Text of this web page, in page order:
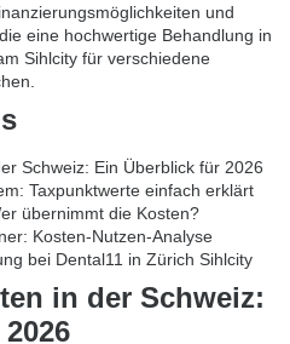
und
eine hochwertige Behandlung in
Sihlcity für verschiedene
Schweiz: Ein Überblick für 2026
Taxpunktwerte einfach erklärt
übernimmt die Kosten?
Kosten-Nutzen-Analyse
bei Dental11 in Zürich Sihlcity
in der Schweiz: